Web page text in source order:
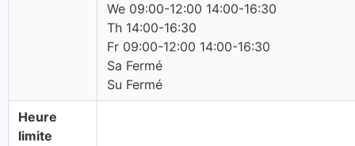
We 09:00-12:00 14:00-16:30
Th 14:00-16:30
Fr 09:00-12:00 14:00-16:30
Sa Fermé
Su Fermé
Heure
limite